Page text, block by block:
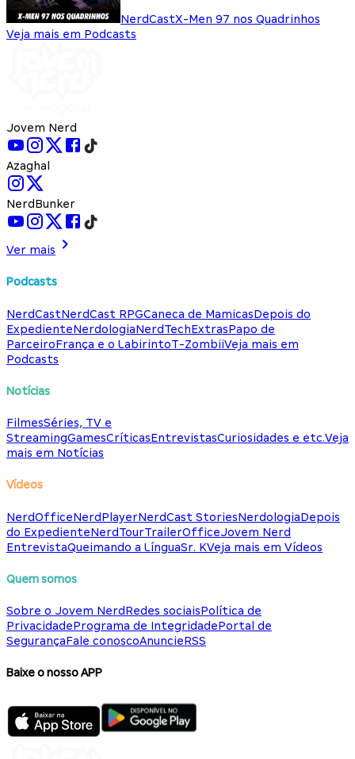
NerdCastX-Men 97 nos Quadrinhos
Veja mais em Podcasts
Jovem Nerd
Azaghal
NerdBunker
Ver mais
Podcasts
NerdCastNerdCast RPGCaneca de MamicasDepois do
ExpedienteNerdologiaNerdTechExtrasPapo de
ParceiroFrança e o LabirintoT-ZombiiVeja mais em
Podcasts
Notícias
FilmesSéries, TV e
StreamingGamesCríticasEntrevistasCuriosidades e etc.Veja
mais em Notícias
Vídeos
NerdOfficeNerdPlayerNerdCast StoriesNerdologiaDepois
do ExpedienteNerdTourTrailerOfficeJovem Nerd
EntrevistaQueimando a LínguaSr. KVeja mais em Vídeos
Quem somos
Sobre o Jovem NerdRedes sociaisPolítica de
PrivacidadePrograma de IntegridadePortal de
SegurançaFale conoscoAnuncieRSS
Baixe o nosso APP